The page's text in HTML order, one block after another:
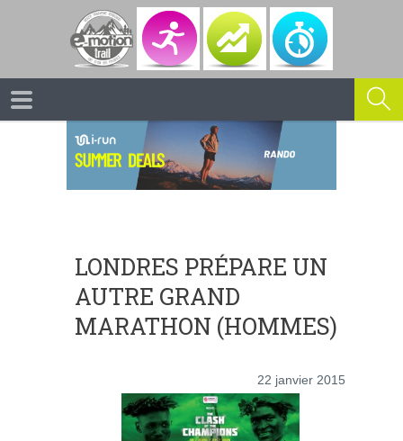
LONDRES PRÉPARE UN
AUTRE GRAND
MARATHON (HOMMES)
22 janvier 2015